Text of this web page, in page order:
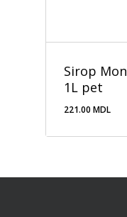
Sirop
1L pet
221.00 MDL